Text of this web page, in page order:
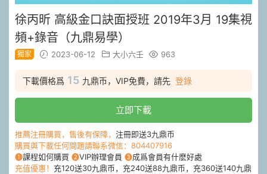
徐丙昕 高級金口訣面授班 2019年3月 19集視
頻+錄音（九鼎易學）
獨家 2023-06-12 大小六壬 963
下載價格爲 15 九鼎币，VIP免費，請先 登錄
立即下載
推薦注冊購買，售後有保障， 注冊即送3九鼎币
購買與下載任何問題請聯系微信：804407916
❶課程如何購買 ❷VIP辦理會員 ❸成爲會員有什麽好處
充值優惠！ 充120送30九鼎币，充240送88九鼎币，充360送140九鼎